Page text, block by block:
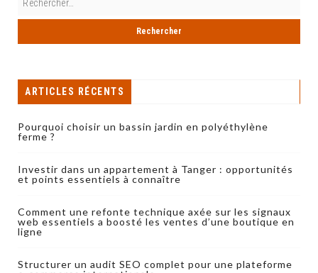
ARTICLES RÉCENTS
Pourquoi choisir un bassin jardin en polyéthylène
ferme ?
Investir dans un appartement à Tanger : opportunités
et points essentiels à connaître
Comment une refonte technique axée sur les signaux
web essentiels a boosté les ventes d’une boutique en
ligne
Structurer un audit SEO complet pour une plateforme